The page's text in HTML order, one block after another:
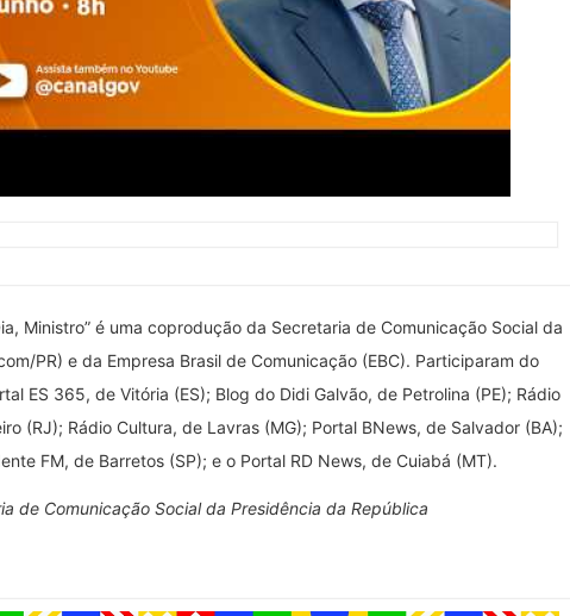
Ministro” é uma coprodução da Secretaria de Comunicação Social da
PR) e da Empresa Brasil de Comunicação (EBC). Participaram do
ES 365, de Vitória (ES); Blog do Didi Galvão, de Petrolina (PE); Rádio
(RJ); Rádio Cultura, de Lavras (MG); Portal BNews, de Salvador (BA);
FM, de Barretos (SP); e o Portal RD News, de Cuiabá (MT).
de Comunicação Social da Presidência da República